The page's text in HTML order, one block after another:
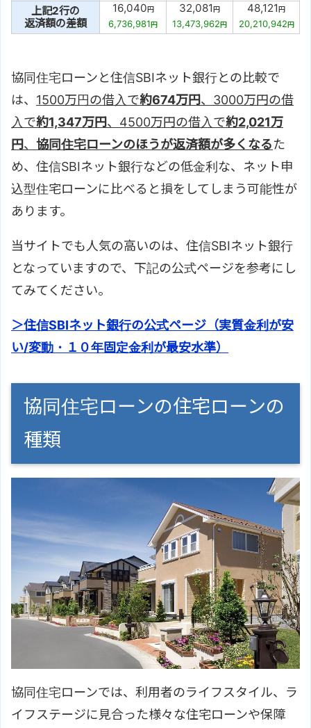
上記2行の
返済額の差額
16,040円
6,736,981円
32,081円
13,473,962円
48,121円
20,210,942円
協同住宅ローンと住信SBIネット銀行との比較で
は、 1500万円の借入で約674万円、3000万円の借
入で約1,347万円、4500万円の借入で約2,021万
円、 協同住宅ローンのほうが返済額が多くなるた
め、住信SBIネット銀行などの低金利な、ネット申
込型住宅ローンに比べると損をしてしまう可能性が
あります。
当サイトでも人気の高いのは、住信SBIネット銀行
となっていますので、下記の公式ページを参考にし
てみてください。
＞住信SBIネット銀行の公式ページ（実質金利が安
い/変動・１０年固定金利が最安水準）
協同住宅ローンの住宅ローンの
種類
協同住宅ローンでは、利用者のライフスタイル、ラ
イフステージに見合った様々な住宅ローンや保障